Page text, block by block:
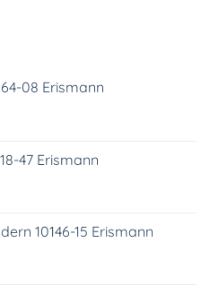
08 Erismann
47 Erismann
10146-15 Erismann